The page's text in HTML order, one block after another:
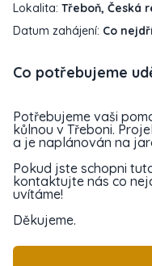
Lokalita: Třeboň, Česká
Datum zahájení: Co
Co potřebujeme
Potřebujeme vaši
kůlnou v Třeboni.
a je naplánován na
Pokud jste schopni
kontaktujte nás co
uvítáme!
Děkujeme.